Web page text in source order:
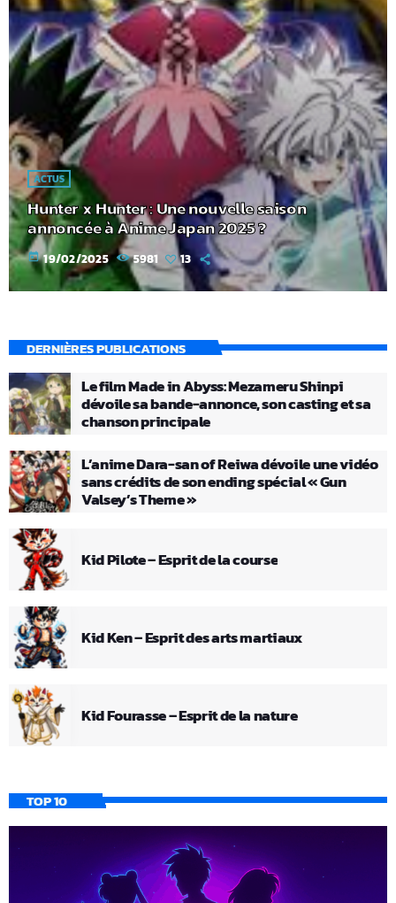
ACTUS
Hunter x Hunter : Une nouvelle saison
annoncée à Anime Japan 2025 ?
today 19/02/2025 5981 13
DERNIÈRES PUBLICATIONS
Le film Made in Abyss: Mezameru Shinpi
dévoile sa bande-annonce, son casting et sa
chanson principale
L’anime Dara-san of Reiwa dévoile une vidéo
sans crédits de son ending spécial « Gun
Valsey’s Theme »
Kid Pilote – Esprit de la course
Kid Ken – Esprit des arts martiaux
Kid Fourasse – Esprit de la nature
TOP 10